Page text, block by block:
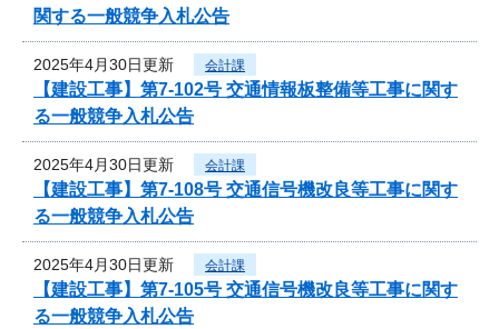
関する一般競争入札公告
2025年4月30日更新 会計課
【建設工事】第7-102号 交通情報板整備等工事に関す
る一般競争入札公告
2025年4月30日更新 会計課
【建設工事】第7-108号 交通信号機改良等工事に関す
る一般競争入札公告
2025年4月30日更新 会計課
【建設工事】第7-105号 交通信号機改良等工事に関す
る一般競争入札公告